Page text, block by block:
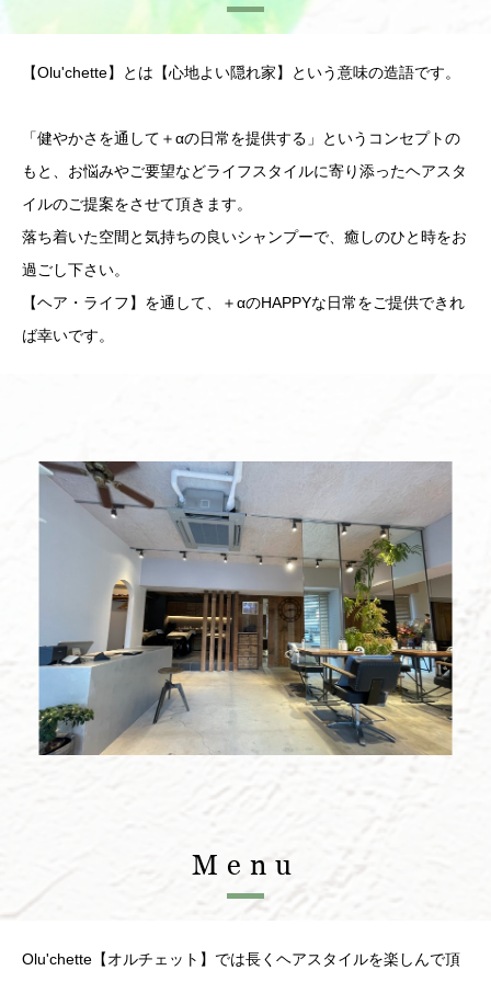
【Olu'chette】とは【心地よい隠れ家】という意味の造語です。
「健やかさを通して＋αの日常を提供する」というコンセプトの
もと、お悩みやご要望などライフスタイルに寄り添ったヘアスタ
イルのご提案をさせて頂きます。
落ち着いた空間と気持ちの良いシャンプーで、癒しのひと時をお
過ごし下さい。
【ヘア・ライフ】を通して、＋αのHAPPYな日常をご提供できれ
ば幸いです。
Menu
Olu'chette【オルチェット】では長くヘアスタイルを楽しんで頂